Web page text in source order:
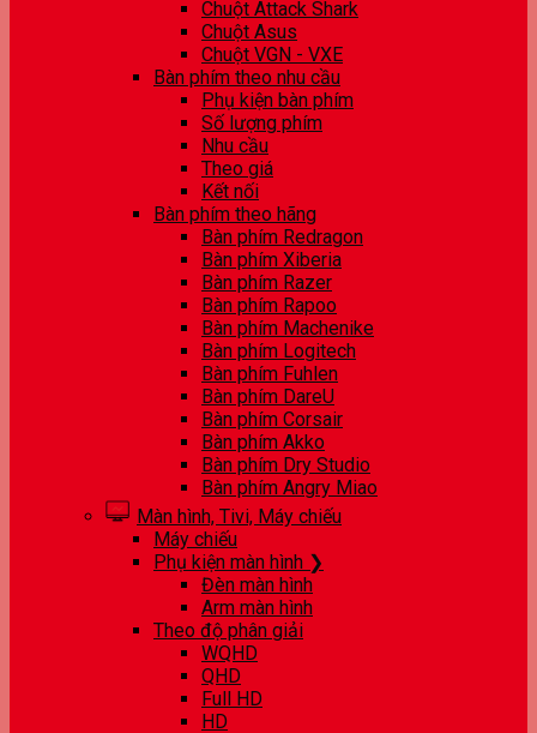
Chuột Attack Shark
Chuột Asus
Chuột VGN - VXE
Bàn phím theo nhu cầu
Phụ kiện bàn phím
Số lượng phím
Nhu cầu
Theo giá
Kết nối
Bàn phím theo hãng
Bàn phím Redragon
Bàn phím Xiberia
Bàn phím Razer
Bàn phím Rapoo
Bàn phím Machenike
Bàn phím Logitech
Bàn phím Fuhlen
Bàn phím DareU
Bàn phím Corsair
Bàn phím Akko
Bàn phím Dry Studio
Bàn phím Angry Miao
Màn hình, Tivi, Máy chiếu
Máy chiếu
Phụ kiện màn hình ❯
Đèn màn hình
Arm màn hình
Theo độ phân giải
WQHD
QHD
Full HD
HD